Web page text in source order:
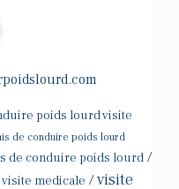
poids lourd visite
de conduire poids lourd
de conduire poids lourd /
medicale /visite